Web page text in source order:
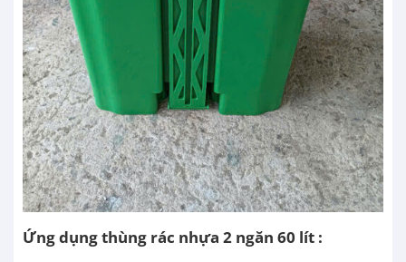
Ứng dụngthùng rác nhựa 2 ngăn 60 lít :